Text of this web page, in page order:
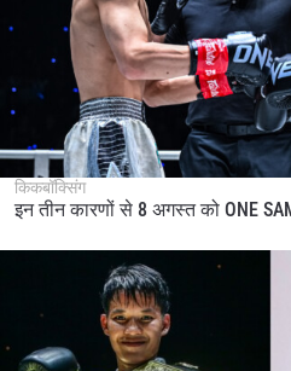
किकबॉक्सिंग
इन तीन कारणों से 8 अगस्त को ONE